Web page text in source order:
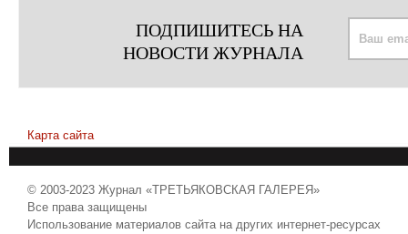
ПОДПИШИТЕСЬ НА
НОВОСТИ ЖУРНАЛА
Карта сайта
© 2003-2023 Журнал «ТРЕТЬЯКОВСКАЯ ГАЛЕРЕЯ»
Все права защищены
Использование материалов сайта на других интернет-ресурсах